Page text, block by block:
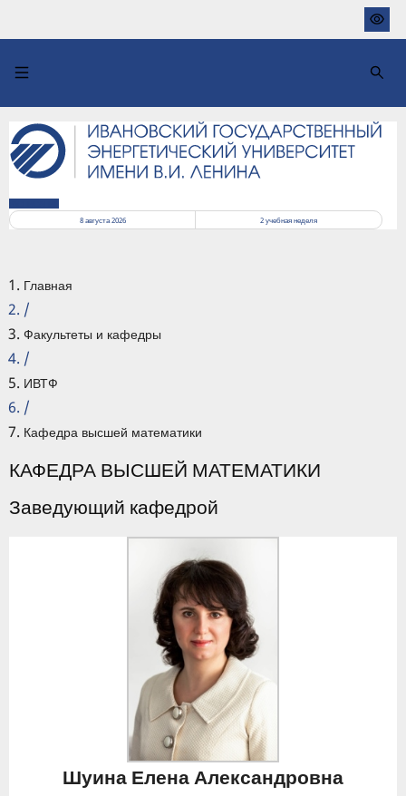
основному
8 августа 2026
2учебная неделя
Главная
/
Факультеты и кафедры
/
ИВТФ
/
Кафедра высшей математики
КАФЕДРА ВЫСШЕЙ МАТЕМАТИКИ
Заведующий кафедрой
Шуина Елена Александровна